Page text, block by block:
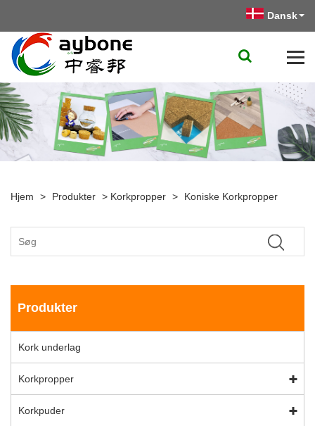
Dansk
Hjem > Produkter > Korkpropper > Koniske Korkpropper
Produkter
Kork underlag
Korkpropper
Korkpuder